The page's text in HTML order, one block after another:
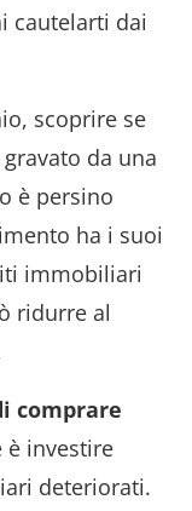
cautelarti dai
scoprire se
da una
è persino
ha i suoi
immobiliari
ridurre al
comprare
è investire
deteriorati.